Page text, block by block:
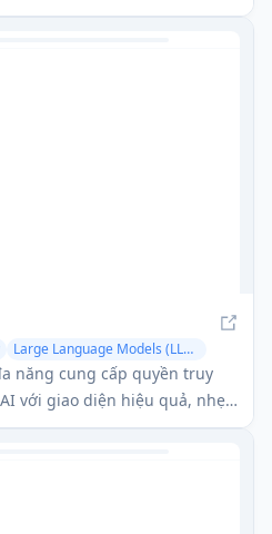
năng lượng để nhanh
khỏi bầu khí quyển ở quy
Large Language Models (LLMs)
năng cung cấp quyền truy
với giao diện hiệu quả, nhẹ
dụng.